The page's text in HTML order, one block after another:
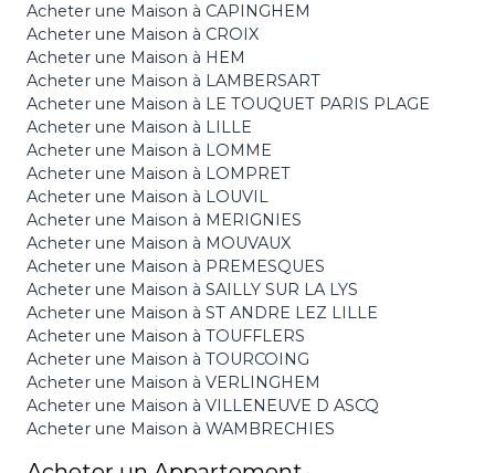
Acheter une Maison à CAPINGHEM
Acheter une Maison à CROIX
Acheter une Maison à HEM
Acheter une Maison à LAMBERSART
Acheter une Maison à LE TOUQUET PARIS PLAGE
Acheter une Maison à LILLE
Acheter une Maison à LOMME
Acheter une Maison à LOMPRET
Acheter une Maison à LOUVIL
Acheter une Maison à MERIGNIES
Acheter une Maison à MOUVAUX
Acheter une Maison à PREMESQUES
Acheter une Maison à SAILLY SUR LA LYS
Acheter une Maison à ST ANDRE LEZ LILLE
Acheter une Maison à TOUFFLERS
Acheter une Maison à TOURCOING
Acheter une Maison à VERLINGHEM
Acheter une Maison à VILLENEUVE D ASCQ
Acheter une Maison à WAMBRECHIES